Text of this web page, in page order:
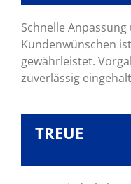
Schnelle
Kundenwünschen
gewährleistet.
zuverlässig
TREUE